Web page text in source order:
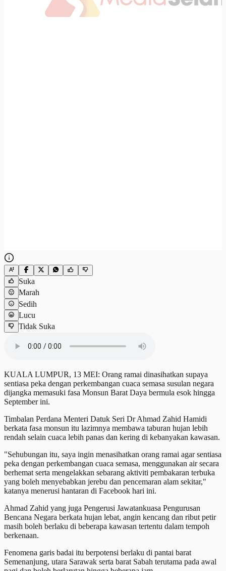
Suka
Marah
Sedih
Lucu
Tidak Suka
KUALA LUMPUR, 13 MEI: Orang ramai dinasihatkan supaya
sentiasa peka dengan perkembangan cuaca semasa susulan negara
dijangka memasuki fasa Monsun Barat Daya bermula esok hingga
September ini.
Timbalan Perdana Menteri Datuk Seri Dr Ahmad Zahid Hamidi
berkata fasa monsun itu lazimnya membawa taburan hujan lebih
rendah selain cuaca lebih panas dan kering di kebanyakan kawasan.
"Sehubungan itu, saya ingin menasihatkan orang ramai agar sentiasa
peka dengan perkembangan cuaca semasa, menggunakan air secara
berhemat serta mengelakkan sebarang aktiviti pembakaran terbuka
yang boleh menyebabkan jerebu dan pencemaran alam sekitar,"
katanya menerusi hantaran di Facebook hari ini.
Ahmad Zahid yang juga Pengerusi Jawatankuasa Pengurusan
Bencana Negara berkata hujan lebat, angin kencang dan ribut petir
masih boleh berlaku di beberapa kawasan tertentu dalam tempoh
berkenaan.
Fenomena garis badai itu berpotensi berlaku di pantai barat
Semenanjung, utara Sarawak serta barat Sabah terutama pada awal